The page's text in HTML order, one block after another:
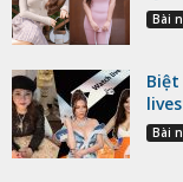
Bài
Bài